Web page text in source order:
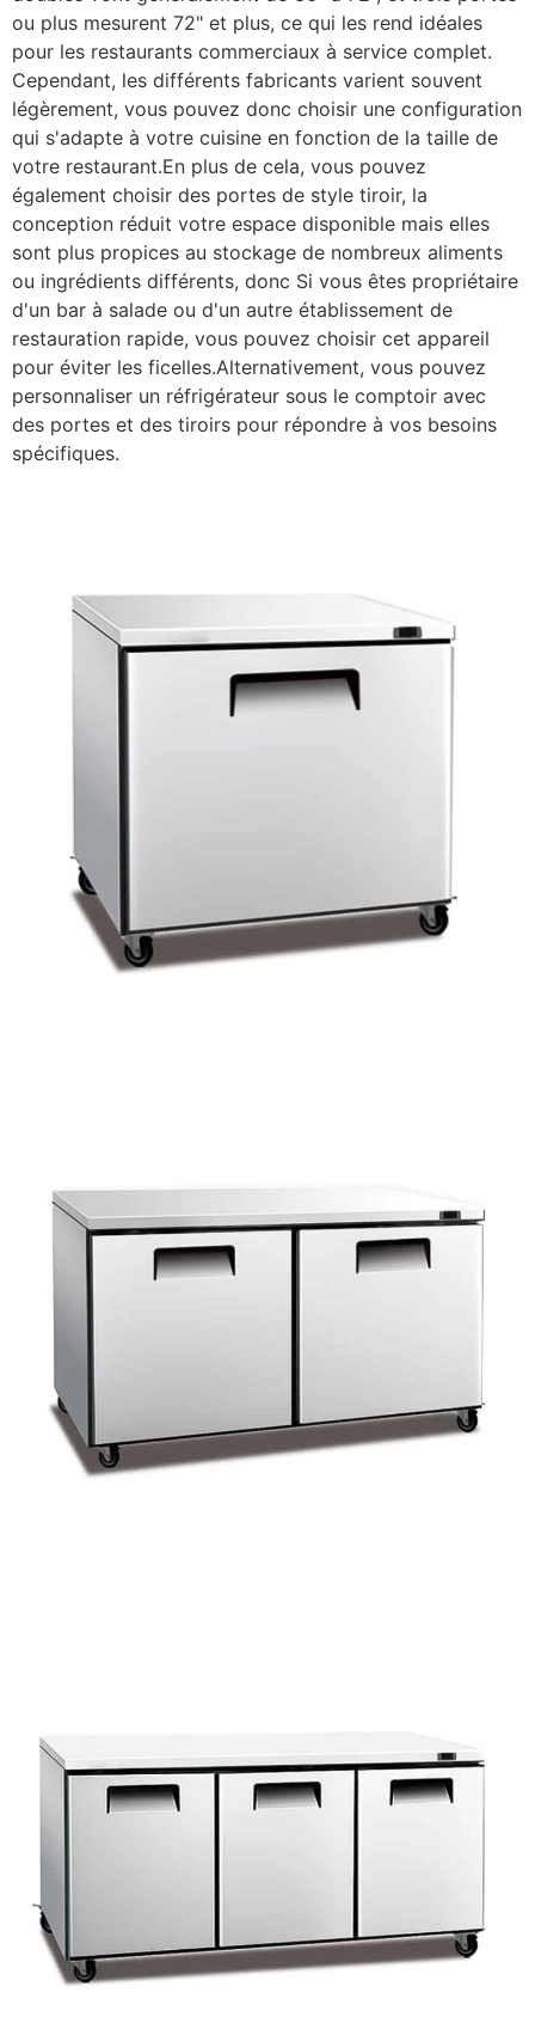
ou plus mesurent 72" et plus, ce qui les rend idéales
pour les restaurants commerciaux à service complet.
Cependant, les différents fabricants varient souvent
légèrement, vous pouvez donc choisir une configuration
qui s'adapte à votre cuisine en fonction de la taille de
votre restaurant.En plus de cela, vous pouvez
également choisir des portes de style tiroir, la
conception réduit votre espace disponible mais elles
sont plus propices au stockage de nombreux aliments
ou ingrédients différents, donc Si vous êtes propriétaire
d'un bar à salade ou d'un autre établissement de
restauration rapide, vous pouvez choisir cet appareil
pour éviter les ficelles.Alternativement, vous pouvez
personnaliser un réfrigérateur sous le comptoir avec
des portes et des tiroirs pour répondre à vos besoins
spécifiques.